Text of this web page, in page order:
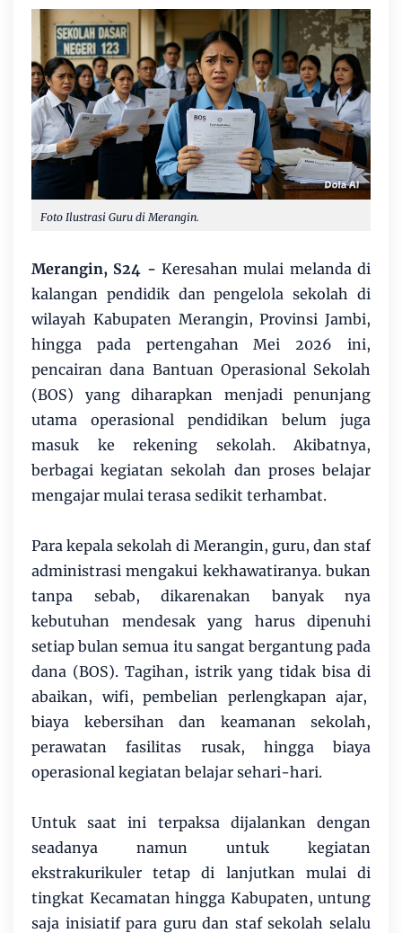
Foto Ilustrasi Guru di Merangin.
Merangin, S24 - Keresahan mulai melanda di
kalangan pendidik dan pengelola sekolah di
wilayah Kabupaten Merangin, Provinsi Jambi,
hingga pada pertengahan Mei 2026 ini,
pencairan dana Bantuan Operasional Sekolah
(BOS) yang diharapkan menjadi penunjang
utama operasional pendidikan belum juga
masuk ke rekening sekolah. Akibatnya,
berbagai kegiatan sekolah dan proses belajar
mengajar mulai terasa sedikit terhambat.
Para kepala sekolah di Merangin, guru, dan staf
administrasi mengakui kekhawatiranya. bukan
tanpa sebab, dikarenakan banyak nya
kebutuhan mendesak yang harus dipenuhi
setiap bulan semua itu sangat bergantung pada
dana (BOS). Tagihan, istrik yang tidak bisa di
abaikan, wifi, pembelian perlengkapan ajar,
biaya kebersihan dan keamanan sekolah,
perawatan fasilitas rusak, hingga biaya
operasional kegiatan belajar sehari-hari.
Untuk saat ini terpaksa dijalankan dengan
seadanya namun untuk kegiatan
ekstrakurikuler tetap di lanjutkan mulai di
tingkat Kecamatan hingga Kabupaten, untung
saja inisiatif para guru dan staf sekolah selalu